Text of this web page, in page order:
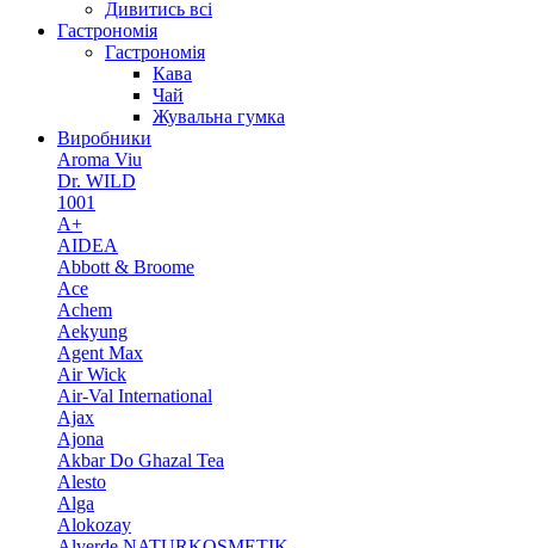
Дивитись всі
Гастрономія
Гастрономія
Кава
Чай
Жувальна гумка
Виробники
Aroma Viu
Dr. WILD
1001
A+
AIDEA
Abbott & Broome
Ace
Achem
Aekyung
Agent Max
Air Wick
Air-Val International
Ajax
Ajona
Akbar Do Ghazal Tea
Alesto
Alga
Alokozay